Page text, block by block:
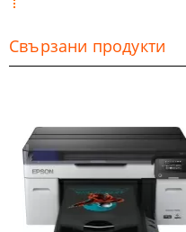
Свързани продукти